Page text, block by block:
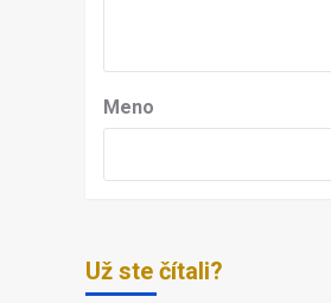
Meno
Už ste čítali?